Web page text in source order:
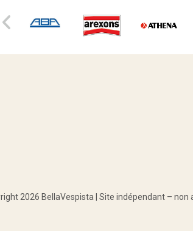
2026 BellaVespista | Site indépendant – non